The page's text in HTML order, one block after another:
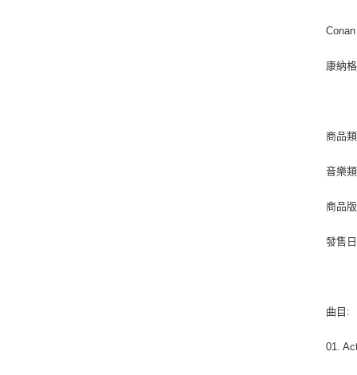
康納
商品
音樂
商品
發售
曲目:
01.